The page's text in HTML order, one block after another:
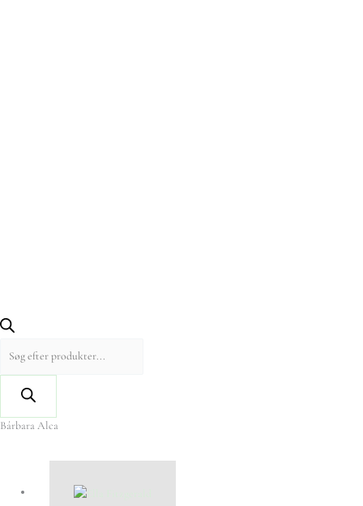
Bárbara Alca